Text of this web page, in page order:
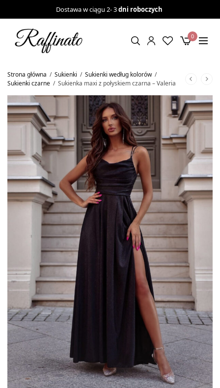
Dostawa w ciągu 2- 3dni roboczych
0
Strona główna / Sukienki / Sukienki według kolorów /
Sukienki czarne / Sukienka maxi z połyskiem czarna – Valeria